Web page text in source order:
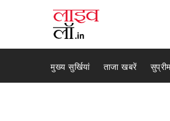
मुख्य सुर्खियां ताजा खबरें